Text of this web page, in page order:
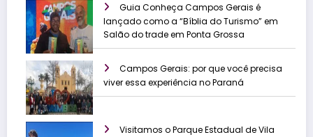
Guia Conheça Campos Gerais é
lançado como a “Bíblia do Turismo” em
Salão do trade em Ponta Grossa
Campos Gerais: por que você precisa
viver essa experiência no Paraná
Visitamos o Parque Estadual de Vila